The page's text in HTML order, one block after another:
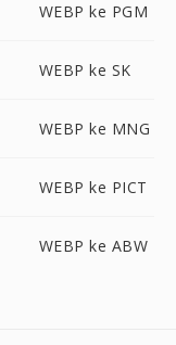
WEBP ke PGM
WEBP ke SK
WEBP ke MNG
WEBP ke PICT
WEBP ke ABW